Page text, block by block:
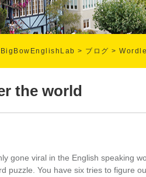
BigBowEnglishLab > ブログ >
the world
gone viral in the English speaking
puzzle. You have six tries to figure